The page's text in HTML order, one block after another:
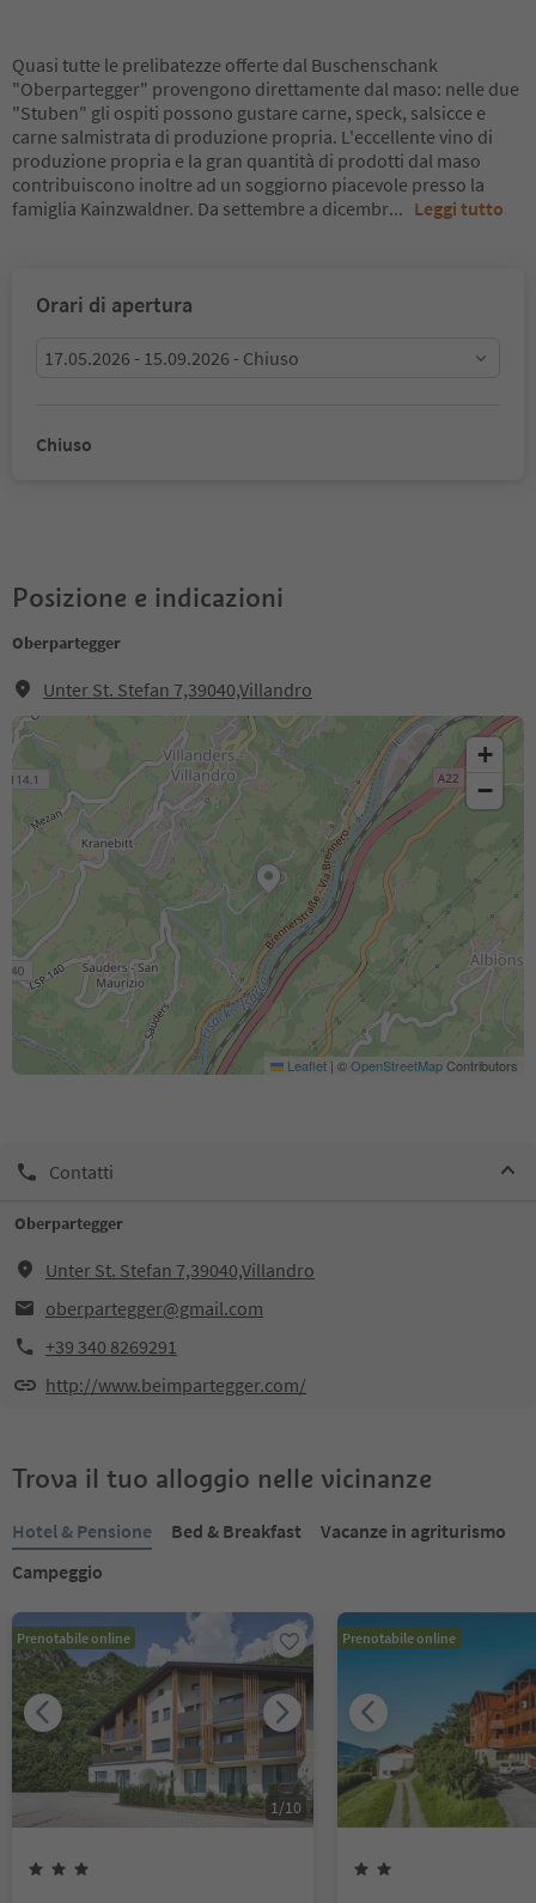
Quasi tutte le prelibatezze offerte dal Buschenschank
"Oberpartegger" provengono direttamente dal maso: nelle due
"Stuben" gli ospiti possono gustare carne, speck, salsicce e
carne salmistrata di produzione propria. L'eccellente vino di
produzione propria e la gran quantità di prodotti dal maso
contribuiscono inoltre ad un soggiorno piacevole presso la
famiglia Kainzwaldner. Da settembre a dicembr... Leggi tutto
Orari di apertura
17.05.2026 - 15.09.2026 - Chiuso
Chiuso
Posizione e indicazioni
Oberpartegger
Unter St. Stefan 7,39040,Villandro
+
−
Leaflet | ©OpenStreetMapContributors
Contatti
Oberpartegger
Unter St. Stefan 7,39040,Villandro
oberpartegger@gmail.com
+39 340 8269291
http://www.beimpartegger.com/
Trova il tuo alloggio nelle vicinanze
Hotel & Pensione Bed & Breakfast
Vacanze in agriturismo
Campeggio
Prenotabile online
1/10
Prenotabile online